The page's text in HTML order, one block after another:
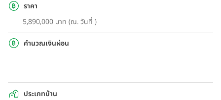
ราคา
5,890,000 บาท (ณ. วันที่ )
คำนวณเงินผ่อน
ประเภทบ้าน